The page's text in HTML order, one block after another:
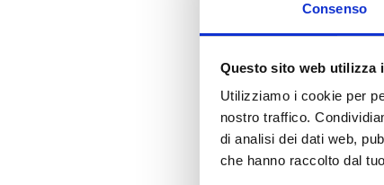
Consenso
Questo sito web utilizza
Utilizziamo i cookie per
nostro traffico.
di analisi dei dati web,
che hanno raccolto dal